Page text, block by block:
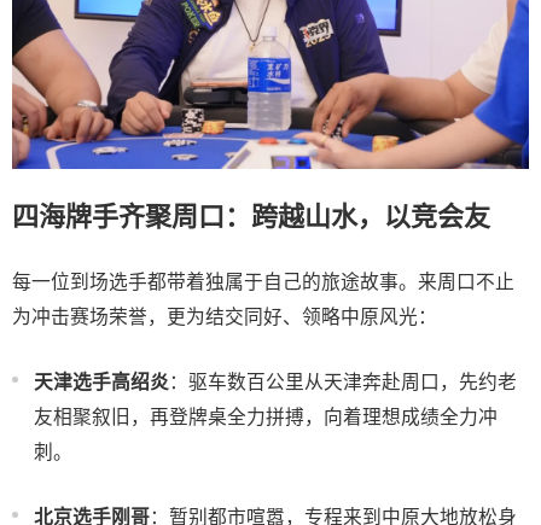
四海牌手齐聚周口：跨越山水，以竞会友
每一位到场选手都带着独属于自己的旅途故事。来周口不止
为冲击赛场荣誉，更为结交同好、领略中原风光：
天津选手高绍炎：驱车数百公里从天津奔赴周口，先约老
友相聚叙旧，再登牌桌全力拼搏，向着理想成绩全力冲
刺。
北京选手刚哥：暂别都市喧嚣，专程来到中原大地放松身